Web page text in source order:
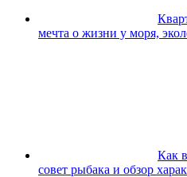
мечта о жизни у моря,
Как
совет рыбака и обзор